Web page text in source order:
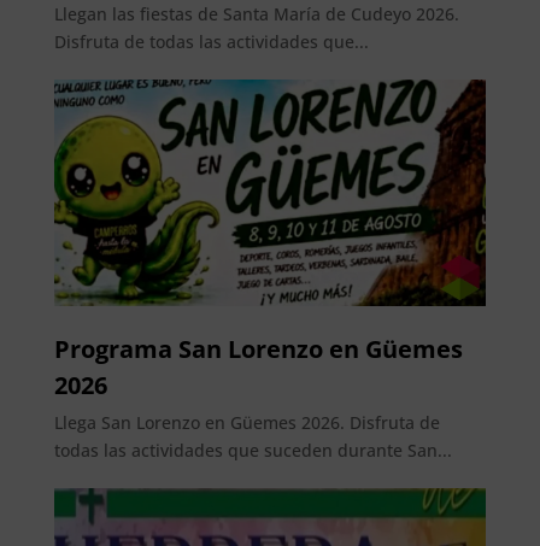
Llegan las fiestas de Santa María de Cudeyo 2026.
Disfruta de todas las actividades que...
Programa San Lorenzo en Güemes
2026
Llega San Lorenzo en Güemes 2026. Disfruta de
todas las actividades que suceden durante San...